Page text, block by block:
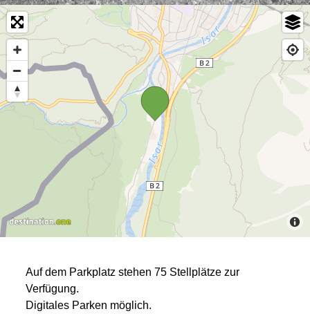
Auf dem Parkplatz stehen 75 Stellplätze zur
Verfügung.
Digitales Parken möglich.